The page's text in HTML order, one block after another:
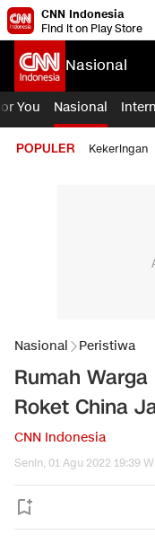
CNN Indonesia
Find it on Play Store
Nasional
You Nasional
POPULER Kekeringan
Nasional Peristiwa
Rumah
Roket China
CNN Indonesia
Senin, 01 Agu 2022 19:39